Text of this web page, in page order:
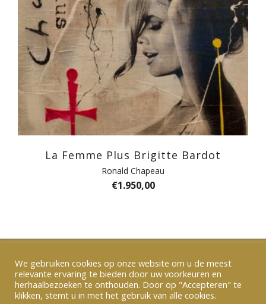
La Femme Plus Brigitte Bardot
Ronald Chapeau
€1.950,00
Verzenden en betalen|Algemene voorwaarden
|Privacy|Contact
We gebruiken cookies op onze website om u de meest
relevante ervaring te bieden door uw voorkeuren en
herhaalbezoeken te onthouden. Door op "Accepteren" te
klikken, stemt u in met het gebruik van alle cookies.